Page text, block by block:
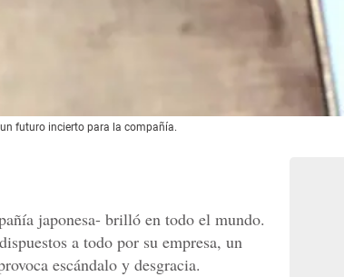
futuro incierto para la compañía.
japonesa- brilló en todo el mundo.
a todo por su empresa, un
escándalo y desgracia.